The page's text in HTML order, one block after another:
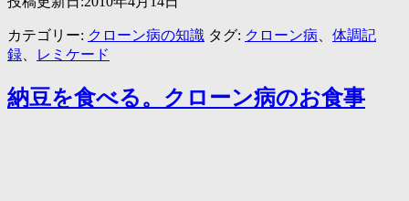
カテゴリー: クローン病の知識 タグ: クローン病
体調記
録
レミケード
納豆を食べる。クローン病のお食事